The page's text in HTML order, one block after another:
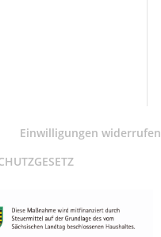
Einwilligungen widerrufen